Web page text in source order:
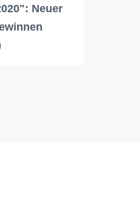
Neuer